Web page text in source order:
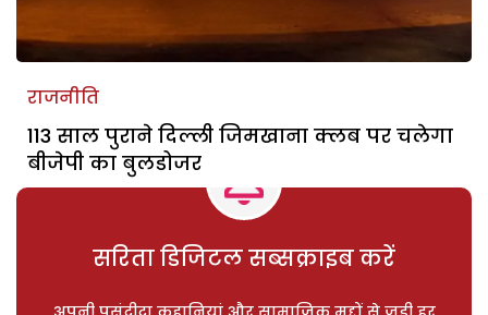
राजनीति
113 साल पुराने दिल्ली जिमखाना क्लब पर चलेगा
बीजेपी का बुलडोजर
सरिता डिजिटल सब्सक्राइब करें